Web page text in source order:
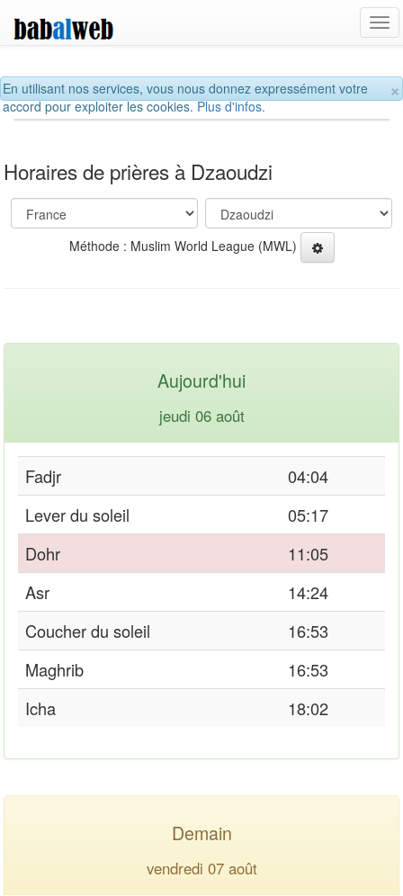
×
En utilisant nos services, vous nous donnez expressément votre
accord pour exploiter les cookies.Plus d'infos.
Horaires de prières à Dzaoudzi
Méthode : Muslim World League (MWL)
Aujourd'hui
jeudi 06 août
Fadjr
04:04
Lever du soleil
05:17
Dohr
11:05
Asr
14:24
Coucher du soleil
16:53
Maghrib
16:53
Icha
18:02
Demain
vendredi 07 août